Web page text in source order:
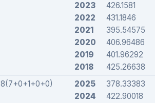
2023
2022
2021
2020
2019
2018
426.1581
431.1846
395.54575
406.96486
401.96292
425.26638
8(7+0+1+0+0)
2025
2024
378.33383
422.90018